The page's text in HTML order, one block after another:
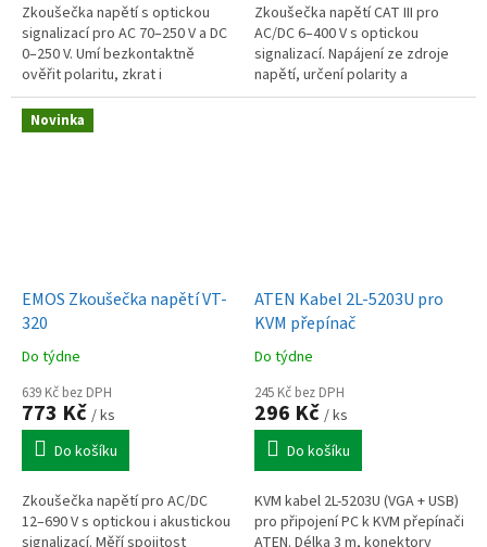
Zkoušečka napětí s optickou
signalizací pro AC 70–250 V a DC
0–250 V. Umí bezkontaktně
ověřit polaritu, zkrat i
vyzařování, napájení 2× LR41.
Zkoušečka napětí CAT III pro
AC/DC 6–400 V s optickou
signalizací. Napájení ze zdroje
napětí, určení polarity a
odnímatelné kryty měřicích
Novinka
EMOS Zkoušečka napětí VT-
320
Do týdne
639 Kč bez DPH
773 Kč / ks
Do košíku
Zkoušečka napětí pro AC/DC
12–690 V s optickou i akustickou
signalizací. Měří spojitost
ATEN Kabel 2L-5203U pro
KVM přepínač
Do týdne
245 Kč bez DPH
296 Kč / ks
Do košíku
KVM kabel 2L-5203U (VGA + USB)
pro připojení PC k KVM přepínači
ATEN. Délka 3 m, konektory